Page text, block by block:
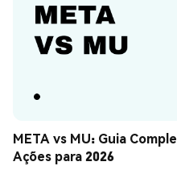
META vs MU: Guia
Ações para 2026